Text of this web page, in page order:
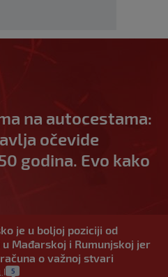
na autocestama:
očevide
godina. Evo kako
je u boljoj poziciji od
Mađarskoj i Rumunjskoj jer
o važnoj stvari
5